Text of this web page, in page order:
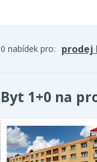
0 nabídek pro: prodej
Byt 1+0 na